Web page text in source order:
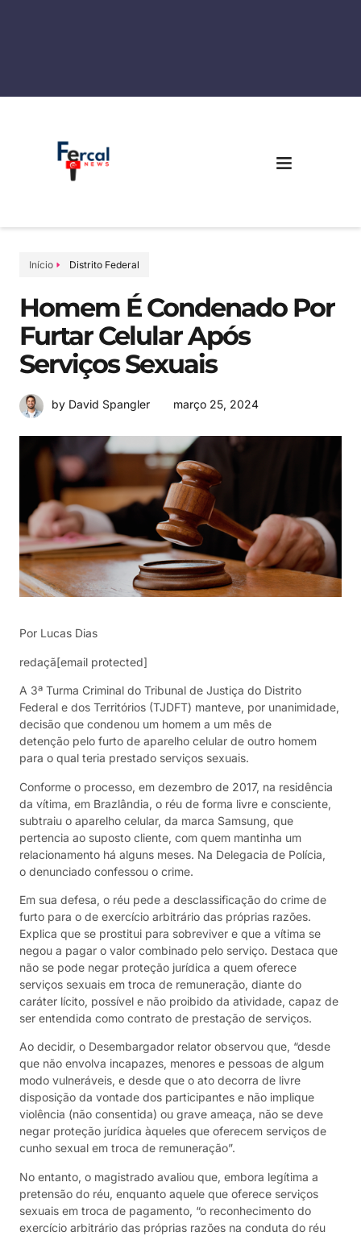
Início Distrito Federal
Homem É Condenado Por
Furtar Celular Após
Serviços Sexuais
by David Spangler março 25, 2024
Por Lucas Dias
redaçã[email protected]
A 3ª Turma Criminal do Tribunal de Justiça do Distrito
Federal e dos Territórios (TJDFT) manteve, por unanimidade,
decisão que condenou um homem a um mês de
detenção pelo furto de aparelho celular de outro homem
para o qual teria prestado serviços sexuais.
Conforme o processo, em dezembro de 2017, na residência
da vítima, em Brazlândia, o réu de forma livre e consciente,
subtraiu o aparelho celular, da marca Samsung, que
pertencia ao suposto cliente, com quem mantinha um
relacionamento há alguns meses. Na Delegacia de Polícia,
o denunciado confessou o crime.
Em sua defesa, o réu pede a desclassificação do crime de
furto para o de exercício arbitrário das próprias razões.
Explica que se prostitui para sobreviver e que a vítima se
negou a pagar o valor combinado pelo serviço. Destaca que
não se pode negar proteção jurídica a quem oferece
serviços sexuais em troca de remuneração, diante do
caráter lícito, possível e não proibido da atividade, capaz de
ser entendida como contrato de prestação de serviços.
Ao decidir, o Desembargador relator observou que, “desde
que não envolva incapazes, menores e pessoas de algum
modo vulneráveis, e desde que o ato decorra de livre
disposição da vontade dos participantes e não implique
violência (não consentida) ou grave ameaça, não se deve
negar proteção jurídica àqueles que oferecem serviços de
cunho sexual em troca de remuneração”.
No entanto, o magistrado avaliou que, embora legítima a
pretensão do réu, enquanto aquele que oferece serviços
sexuais em troca de pagamento, “o reconhecimento do
exercício arbitrário das próprias razões na conduta do réu